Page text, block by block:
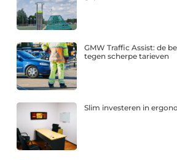
GMW Traffic Assist: de
tegen scherpe tarieven
Slim investeren in